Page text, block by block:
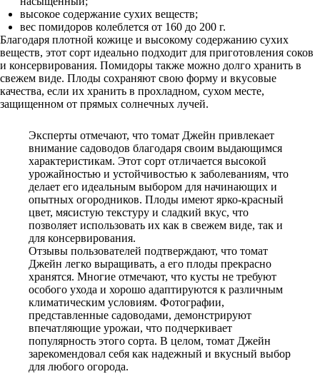
высокое содержание сухих веществ;
вес помидоров колеблется от 160 до 200 г.
Благодаря плотной кожице и высокому содержанию сухих
веществ, этот сорт идеально подходит для приготовления соков
и консервирования. Помидоры также можно долго хранить в
свежем виде. Плоды сохраняют свою форму и вкусовые
качества, если их хранить в прохладном, сухом месте,
защищенном от прямых солнечных лучей.
Эксперты отмечают, что томат Джейн привлекает
внимание садоводов благодаря своим выдающимся
характеристикам. Этот сорт отличается высокой
урожайностью и устойчивостью к заболеваниям, что
делает его идеальным выбором для начинающих и
опытных огородников. Плоды имеют ярко-красный
цвет, мясистую текстуру и сладкий вкус, что
позволяет использовать их как в свежем виде, так и
для консервирования.
Отзывы пользователей подтверждают, что томат
Джейн легко выращивать, а его плоды прекрасно
хранятся. Многие отмечают, что кусты не требуют
особого ухода и хорошо адаптируются к различным
климатическим условиям. Фотографии,
представленные садоводами, демонстрируют
впечатляющие урожаи, что подчеркивает
популярность этого сорта. В целом, томат Джейн
зарекомендовал себя как надежный и вкусный выбор
для любого огорода.